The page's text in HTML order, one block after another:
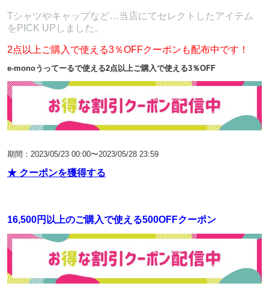
Tシャツやキャップなど…当店にてセレクトしたアイテム
をPICK UPしました。
2点以上ご購入で使える3％OFFクーポンも配布中です！
e-monoうってーるで使える2点以上ご購入で使える3％OFF
期間：2023/05/23 00:00〜2023/05/28 23:59
★ クーポンを獲得する
16,500円以上のご購入で使える500OFFクーポン